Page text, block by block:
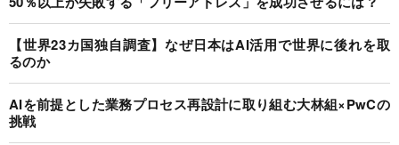
【世界23カ国独自調査】なぜ日本はAI活用で世界に後れを取
るのか
AIを前提とした業務プロセス再設計に取り組む大林組×PwCの
挑戦